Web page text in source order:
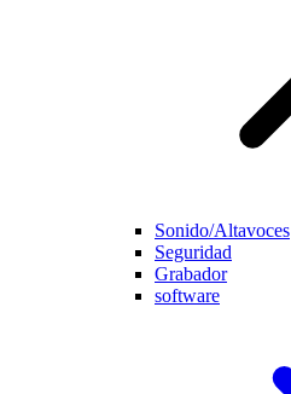
Sonido/Altavoces
Seguridad
Grabador
software